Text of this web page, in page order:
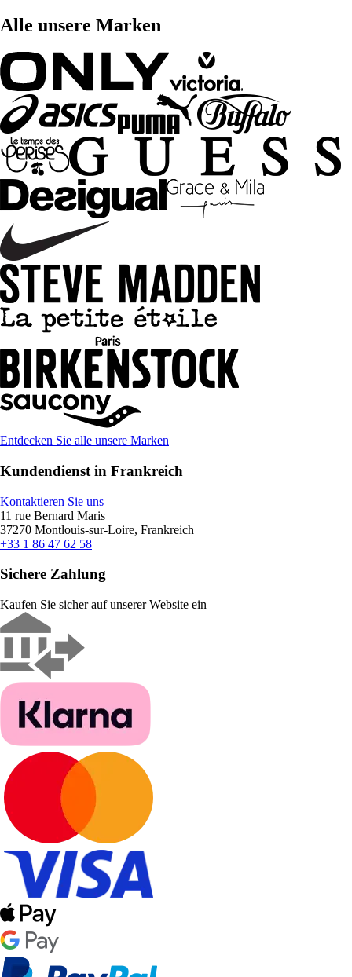
Alle unsere Marken
Entdecken Sie alle unsere Marken
Kundendienst in Frankreich
Kontaktieren Sie uns
11 rue Bernard Maris
37270 Montlouis-sur-Loire, Frankreich
+33 1 86 47 62 58
Sichere Zahlung
Kaufen Sie sicher auf unserer Website ein